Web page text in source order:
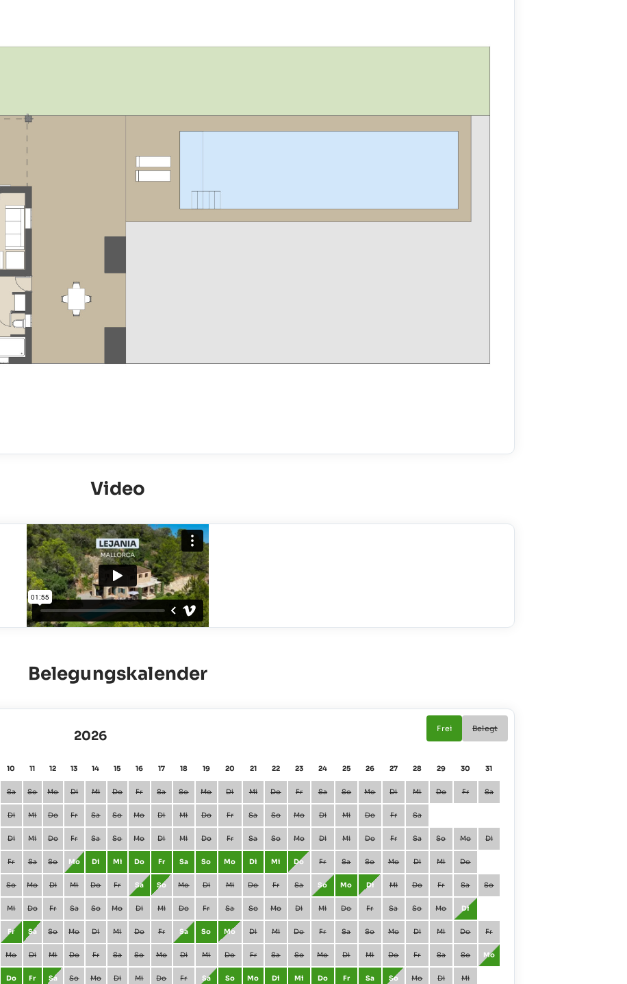
Video
Belegungskalender
Frei Belegt
2026
10 11 12 13 14 15 16 17 18 19 20 21 22 23 24 25 26 27 28 29 30 31
Sa So Mo Di Mi Do Fr Sa So Mo Di Mi Do Fr Sa So Mo Di Mi Do Fr Sa
Di Mi Do Fr Sa So Mo Di Mi Do Fr Sa So Mo Di Mi Do Fr Sa
Di Mi Do Fr Sa So Mo Di Mi Do Fr Sa So Mo Di Mi Do Fr Sa So Mo Di
Fr Sa So Mo Di Mi Do Fr Sa So Mo Di Mi Do Fr Sa So Mo Di Mi Do
So Mo Di Mi Do Fr Sa So Mo Di Mi Do Fr Sa So Mo Di Mi Do Fr Sa So
Mi Do Fr Sa So Mo Di Mi Do Fr Sa So Mo Di Mi Do Fr Sa So Mo Di
Fr Sa So Mo Di Mi Do Fr Sa So Mo Di Mi Do Fr Sa So Mo Di Mi Do Fr
Mo Di Mi Do Fr Sa So Mo Di Mi Do Fr Sa So Mo Di Mi Do Fr Sa So Mo
Do Fr Sa So Mo Di Mi Do Fr Sa So Mo Di Mi Do Fr Sa So Mo Di Mi